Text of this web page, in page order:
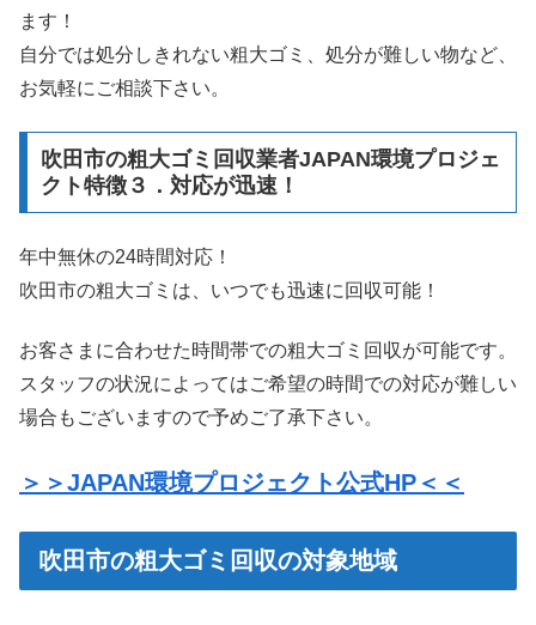
ます！
自分では処分しきれない粗大ゴミ、処分が難しい物など、
お気軽にご相談下さい。
吹田市の粗大ゴミ回収業者JAPAN環境プロジェ
クト特徴３．対応が迅速！
年中無休の24時間対応！
吹田市の粗大ゴミは、いつでも迅速に回収可能！
お客さまに合わせた時間帯での粗大ゴミ回収が可能です。
スタッフの状況によってはご希望の時間での対応が難しい
場合もございますので予めご了承下さい。
＞＞JAPAN環境プロジェクト公式HP＜＜
吹田市の粗大ゴミ回収の対象地域